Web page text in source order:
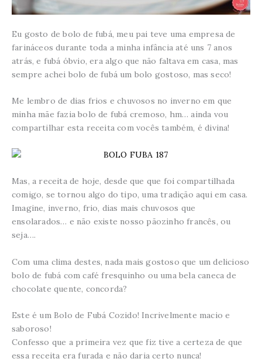
Eu gosto de bolo de fubá, meu pai teve uma empresa de
farináceos durante toda a minha infância até uns 7 anos
atrás, e fubá óbvio, era algo que não faltava em casa, mas
sempre achei bolo de fubá um bolo gostoso, mas seco!
Me lembro de dias frios e chuvosos no inverno em que
minha mãe fazia bolo de fubá cremoso, hm… ainda vou
compartilhar esta receita com vocês também, é divina!
Mas, a receita de hoje, desde que que foi compartilhada
comigo, se tornou algo do tipo, uma tradição aqui em casa.
Imagine, inverno, frio, dias mais chuvosos que
ensolarados… e não existe nosso pãozinho francês, ou
seja….
Com uma clima destes, nada mais gostoso que um delicioso
bolo de fubá com café fresquinho ou uma bela caneca de
chocolate quente, concorda?
Este é um Bolo de Fubá Cozido! Incrivelmente macio e
saboroso!
Confesso que a primeira vez que fiz tive a certeza de que
essa receita era furada e não daria certo nunca!